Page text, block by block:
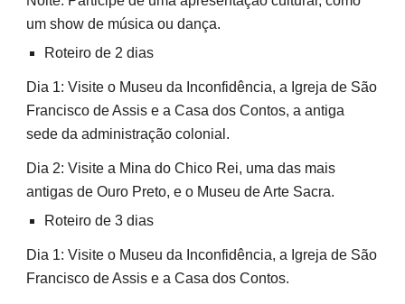
um show de música ou dança.
Roteiro de 2 dias
Dia 1: Visite o Museu da Inconfidência, a Igreja de São
Francisco de Assis e a Casa dos Contos, a antiga
sede da administração colonial.
Dia 2: Visite a Mina do Chico Rei, uma das mais
antigas de Ouro Preto, e o Museu de Arte Sacra.
Roteiro de 3 dias
Dia 1: Visite o Museu da Inconfidência, a Igreja de São
Francisco de Assis e a Casa dos Contos.